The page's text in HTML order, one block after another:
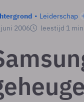
Leiderschap
2006 leestijd 1